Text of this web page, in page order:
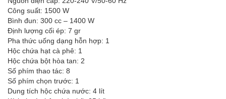
Công suất: 1500 W
Bình đun: 300 cc – 1400 W
Định lượng cối ép: 7 gr
Pha thức uống dạng hỗn hợp: 1
Hộc chứa hạt cà phê: 1
Hộc chứa bột hòa tan: 2
Số phím thao tác: 8
Số phím chọn trước: 1
Dung tích hộc chứa nước: 4 lít